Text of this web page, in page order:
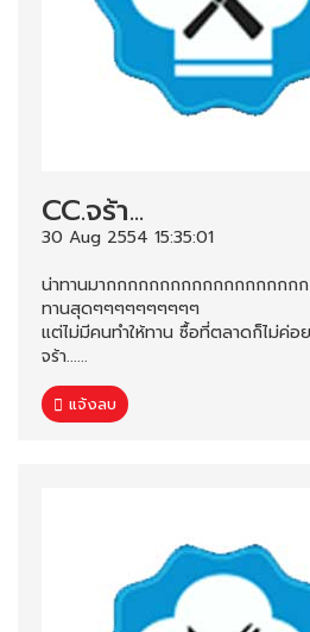
CC.จร้า...
30 Aug 2554 15:35:01
น่าทานมากกกกกกกกกกกกกกกกกก
ทานสุดๆๆๆๆๆๆๆๆๆๆ
แต่ไม่มีคนทำให้ทาน ซื้อที่ตลาดก็ไม่ค่อ
จร้า......
แจ้งลบ